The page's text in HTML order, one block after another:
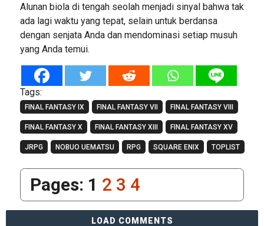
Alunan biola di tengah seolah menjadi sinyal bahwa tak
ada lagi waktu yang tepat, selain untuk berdansa
dengan senjata Anda dan mendominasi setiap musuh
yang Anda temui.
Tags:
FINAL FANTASY IX FINAL FANTASY VII FINAL FANTASY VIII
FINAL FANTASY X FINAL FANTASY XIII FINAL FANTASY XV
JRPG NOBUO UEMATSU RPG SQUARE ENIX TOPLIST
Pages: 1 2 3 4
LOAD COMMENTS